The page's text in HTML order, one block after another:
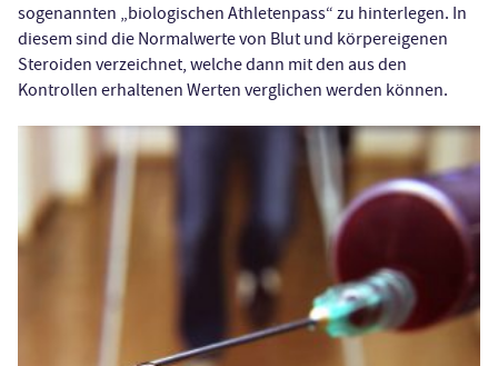
sogenannten „biologischen Athletenpass“ zu hinterlegen. In
diesem sind die Normalwerte von Blut und körpereigenen
Steroiden verzeichnet, welche dann mit den aus den
Kontrollen erhaltenen Werten verglichen werden können.